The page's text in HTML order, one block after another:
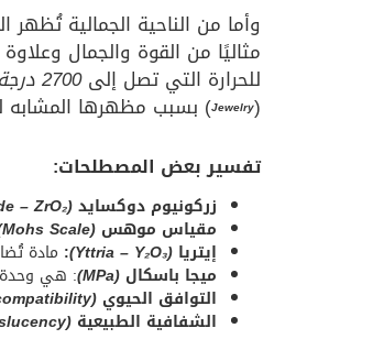
وأما من الناحية الجمالية تُظهر
مثاليًا من القوة والجمال
للحرارة التي تصل إلى2700 درجة مئوية
(
Jewelry) بسبب مظهرها المشابه
تفسير بعض المصطلحات:
زركونيوم دوكسايد(Zirconium Dioxide – ZrO₂)
مقياس موهس (Mohs Scale)
إيتريا (Yttria – Y₂O₃)
: مادة
ميجا باسكال (MPa) : هي وحدة
التوافق الحيوي (Biocompatibility)
الشفافية الطبيعية (Translucency)